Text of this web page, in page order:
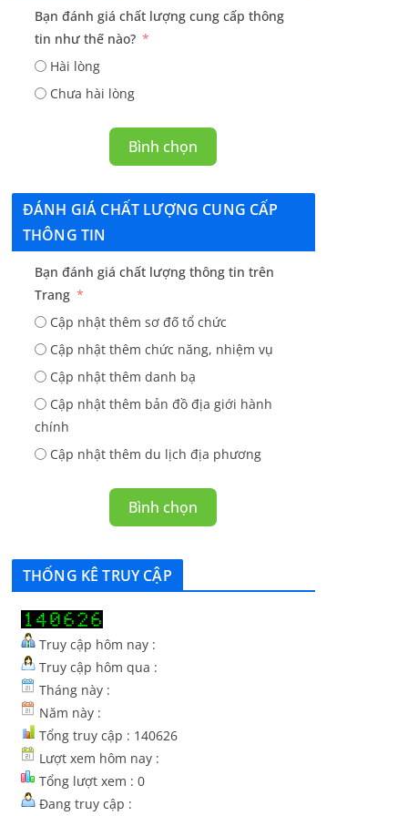
Bạn đánh giá chất lượng cung cấp thông
tin như thế nào?
Hài lòng
Chưa hài lòng
Bình chọn
ĐÁNH GIÁ CHẤT LƯỢNG CUNG CẤP
THÔNG TIN
Bạn đánh giá chất lượng thông tin trên
Trang
Cập nhật thêm sơ đố tổ chức
Cập nhật thêm chức năng, nhiệm vụ
Cập nhật thêm danh bạ
Cập nhật thêm bản đồ địa giới hành
chính
Cập nhật thêm du lịch địa phương
Bình chọn
THỐNG KÊ TRUY CẬP
Truy cập hôm nay :
Truy cập hôm qua :
Tháng này :
Năm này :
Tổng truy cập : 140626
Lượt xem hôm nay :
Tổng lượt xem : 0
Đang truy cập :